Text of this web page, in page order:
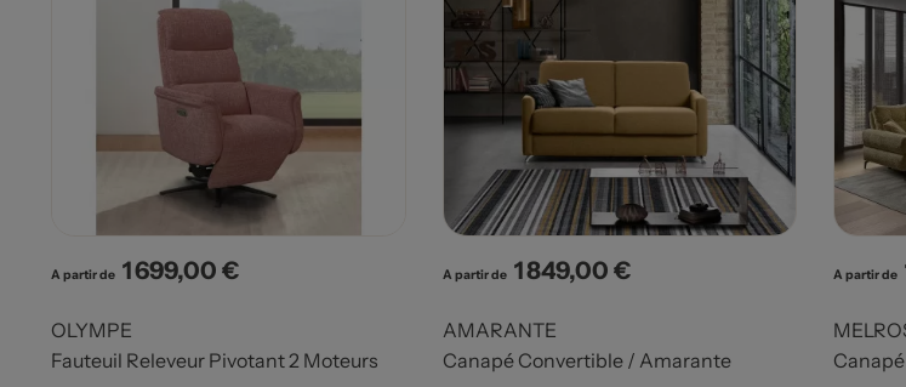
A partir de Prix
1 699,00 €
OLYMPE
Fauteuil Releveur Pivotant 2 Moteurs
A partir de Prix
1 849,00 €
AMARANTE
Canapé Convertible / Amarante
A partir de